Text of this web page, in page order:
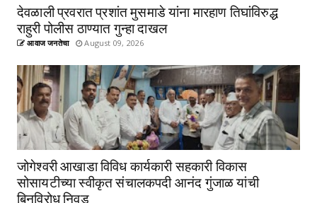
देवळाली प्रवरात प्रशांत मुसमाडे यांना मारहाण तिघांविरुद्ध
राहुरी पोलीस ठाण्यात गुन्हा दाखल
आवाज जनतेचा August 09, 2026
जोगेश्वरी आखाडा विविध कार्यकारी सहकारी विकास
सोसायटीच्या स्वीकृत संचालकपदी आनंद गुंजाळ यांची
बिनविरोध निवड